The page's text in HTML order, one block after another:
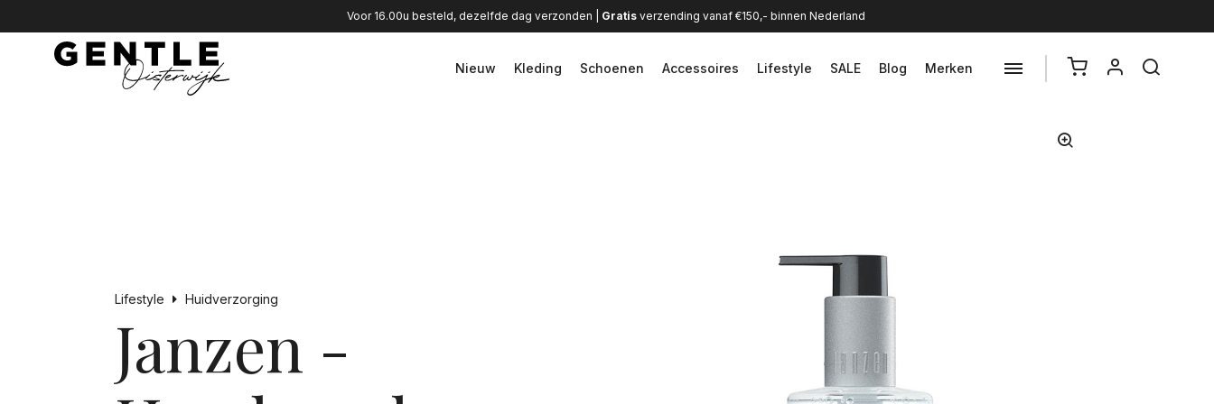
Voor 16.00u besteld, dezelfde dag verzonden | Gratisverzending vanaf €150,- binnen Nederland
Nieuw Kleding Schoenen Accessoires Lifestyle SALE Blog Merken
Lifestyle Huidverzorging
Janzen -